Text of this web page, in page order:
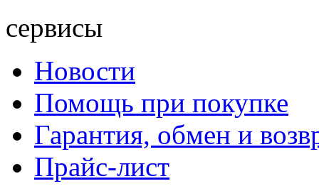
сервисы
Новости
Помощь при покупке
Гарантия, обмен и
Прайс-лист